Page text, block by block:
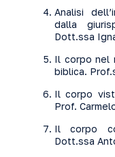
Analisi
dalla
Dott.ssa
Il corpo nel
biblica.
Il corpo
Prof.
Il corpo
Dott.ssa